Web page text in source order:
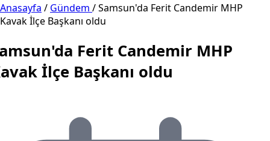
Anasayfa / Gündem /Samsun'da Ferit Candemir MHP
Kavak İlçe Başkanı oldu
Ferit Candemir MHP
İlçe Başkanı oldu